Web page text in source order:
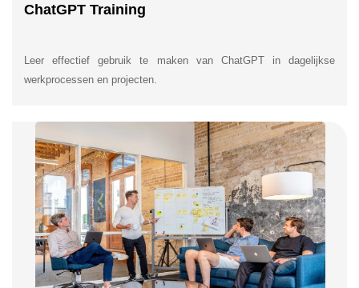
ChatGPT Training
Leer effectief gebruik te maken van ChatGPT in dagelijkse
werkprocessen en projecten.